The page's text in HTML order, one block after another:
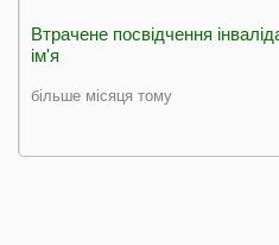
Втрачене посвідчення
ім'я
більше місяця тому